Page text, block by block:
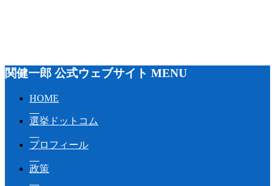
関健一郎 公式ウェブサイト MENU
HOME
選挙ドットコム
プロフィール
政策